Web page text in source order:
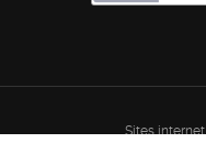
Sites internet